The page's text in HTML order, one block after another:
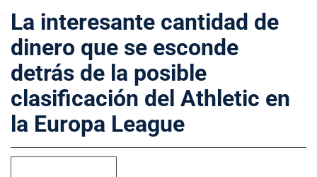
La interesante cantidad de
dinero que se esconde
detrás de la posible
clasificación del Athletic en
la Europa League